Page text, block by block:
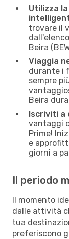
Utilizza
trovare il
Beira
Viaggia
durante i
sempre
Beira
Iscriviti a
vantaggi
Prime!
e
giorni a
Il periodo
Il momento
dalle attività
tua
preferiscono